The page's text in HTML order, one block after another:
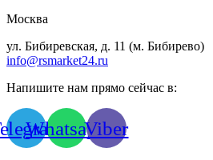
Москва
ул. Бибиревская, д. 11 (м. Бибирево)
info@rsmarket24.ru
Напишите нам прямо сейчас в:
WhatsappViber